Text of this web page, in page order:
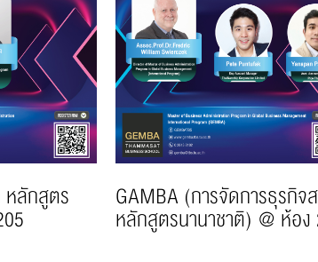
ลักสูตร GAMBA (การจัดการธุรกิจ
หลักสูตรนานาชาติ) @ ห้อง